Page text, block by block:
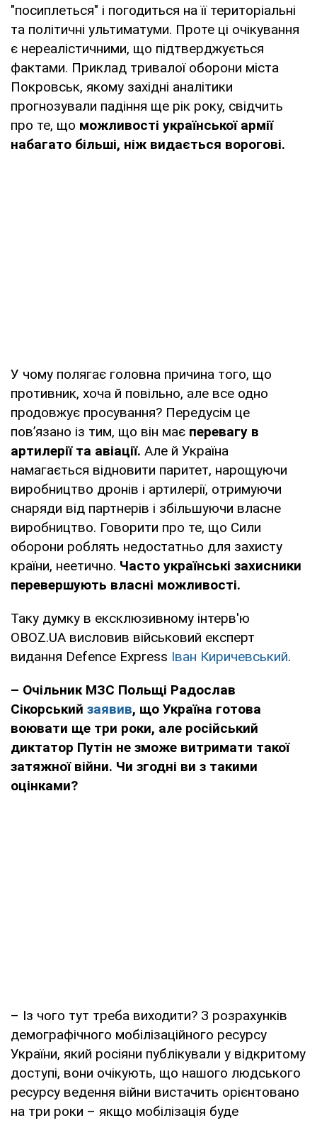
"посиплеться" і погодиться на її територіальні
та політичні ультиматуми. Проте ці очікування
є нереалістичними, що підтверджується
фактами. Приклад тривалої оборони міста
Покровськ, якому західні аналітики
прогнозували падіння ще рік року, свідчить
про те, що можливості української армії
набагато більші, ніж видається ворогові.
У чому полягає головна причина того, що
противник, хоча й повільно, але все одно
продовжує просування? Передусім це
пов’язано із тим, що він має перевагу в
артилерії та авіації. Але й Україна
намагається відновити паритет, нарощуючи
виробництво дронів і артилерії, отримуючи
снаряди від партнерів і збільшуючи власне
виробництво. Говорити про те, що Сили
оборони роблять недостатньо для захисту
країни, неетично. Часто українські захисники
перевершують власні можливості.
Таку думку в ексклюзивному інтерв'ю
OBOZ.UA висловив військовий експерт
видання Defence Express Іван Киричевський.
– Очільник МЗС Польщі Радослав
Сікорський заявив, що Україна готова
воювати ще три роки, але російський
диктатор Путін не зможе витримати такої
затяжної війни. Чи згодні ви з такими
оцінками?
– Із чого тут треба виходити? З розрахунків
демографічного мобілізаційного ресурсу
України, який росіяни публікували у відкритому
доступі, вони очікують, що нашого людського
ресурсу ведення війни вистачить орієнтовано
на три роки – якщо мобілізація буде